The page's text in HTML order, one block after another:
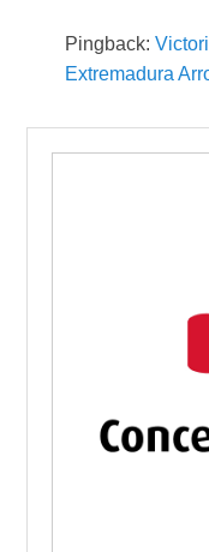
Pingback:
Extremadura